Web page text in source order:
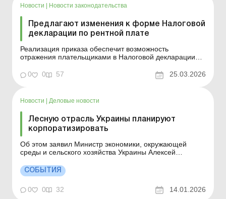
Новости Новости законодательства
Предлагают изменения к форме Налоговой
декларации по рентной плате
Реализация приказа обеспечит возможность
отражения плательщиками в Налоговой декларации
лесных ресурсов; эффективное администрирование
контролирующими органами рентной платы;
соответствие с требованиями нормопр...
0 0 57 25.03.2026
Новости | Деловые новости
Лесную отрасль Украины планируют
корпоратизировать
Об этом заявил Министр экономики, окружающей
среды и сельского хозяйства Украины Алексей
обезлесение земельного участка Одно из достижений
первого этапа реформы лесной отрасли –
консолидация активов, запуск цифровой цепочки
прослеживаемости движ...
СОБЫТИЯ
0 0 32 14.01.2026